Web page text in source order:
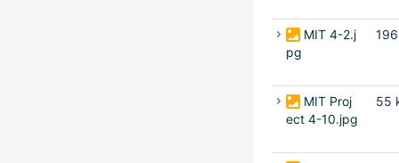
MIT 4-2.j
pg
MIT Proj
ect 4-10.jpg
55